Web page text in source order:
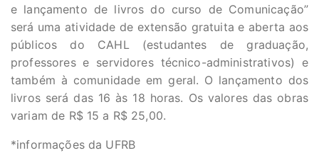
e lançamento de livros do curso de Comunicação”
será uma atividade de extensão gratuita e aberta aos
públicos do CAHL (estudantes de graduação,
professores e servidores técnico-administrativos) e
também à comunidade em geral. O lançamento dos
livros será das 16 às 18 horas. Os valores das obras
variam de R$ 15 a R$ 25,00.
*informações da UFRB